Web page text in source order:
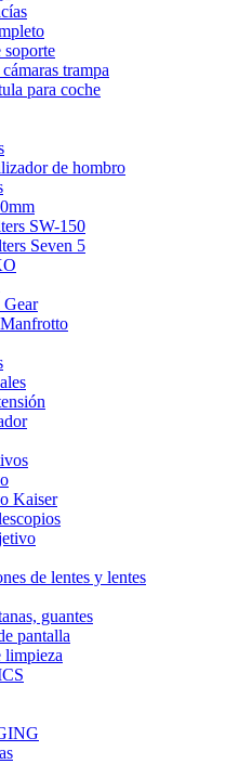
soporte
trampa
para coche
de hombro
SW-150
Seven 5
Gear
Kaiser
de lentes y lentes
guantes
pantalla
limpieza